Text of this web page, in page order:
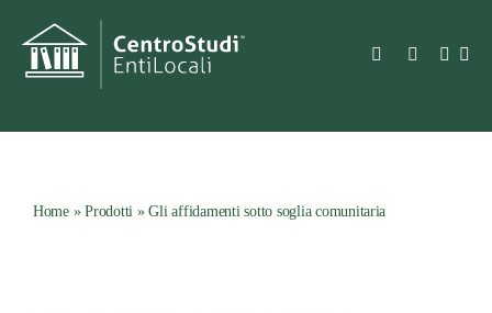
contenuto
Toggle
Home»Prodotti »Gli affidamenti sotto soglia comunitaria